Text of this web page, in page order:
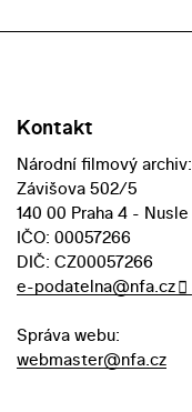
Kontakt
Národní filmový archiv:
Závišova 502/5
140 00 Praha 4 - Nusle
IČO: 00057266
DIČ: CZ00057266
e-podatelna@nfa.cz
Správa webu:
webmaster@nfa.cz